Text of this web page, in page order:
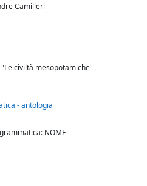
Camilleri
civiltà mesopotamiche"
- antologia
NOME